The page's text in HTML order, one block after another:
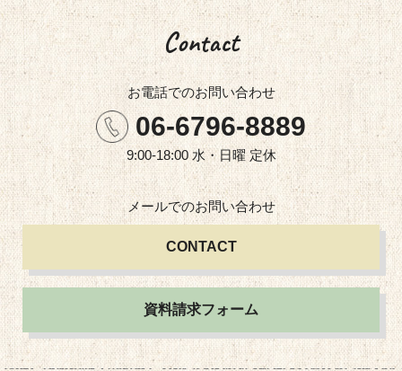
Contact
お電話でのお問い合わせ
06-6796-8889
9:00-18:00 水・日曜 定休
メールでのお問い合わせ
CONTACT
資料請求フォーム